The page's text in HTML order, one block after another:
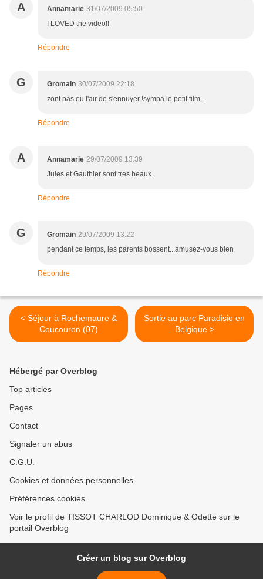
A Annamarie 31/07/2009 05:50
I LOVED the video!!
Répondre
G Gromain 30/07/2009 22:18
zont pas eu l'air de s'ennuyer !sympa le petit film...
Répondre
A Annamarie 29/07/2009 13:39
Jules et Gauthier sont tres beaux.
Répondre
G Gromain 29/07/2009 13:22
pendant ce temps, les parents bossent...amusez-vous bien
Répondre
< Séjour à Rochemaure &
Coucouron (07)
Sortie au parc Paradisio en
Belgique >
Hébergé par Overblog
Top articles
Pages
Contact
Signaler un abus
C.G.U.
Cookies et données personnelles
Préférences cookies
Voir le profil de TISSOT CHARLOD Dominique & Odette sur le
portail Overblog
Créer un blog sur Overblog